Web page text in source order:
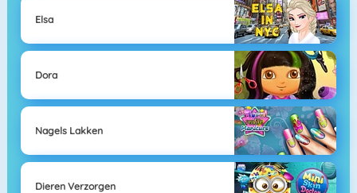
Elsa
Dora
Nagels Lakken
Dieren Verzorgen